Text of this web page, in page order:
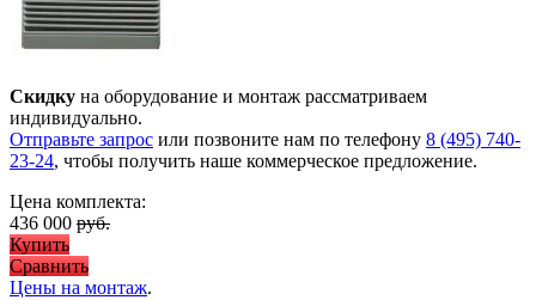
Скидку на оборудование и монтаж рассматриваем
индивидуально.
Отправьте запрос или позвоните нам по телефону 8 (495) 740-
23-24, чтобы получить наше коммерческое предложение.
Цена комплекта:
436 000 руб.
Купить
Сравнить
Цены на монтаж.